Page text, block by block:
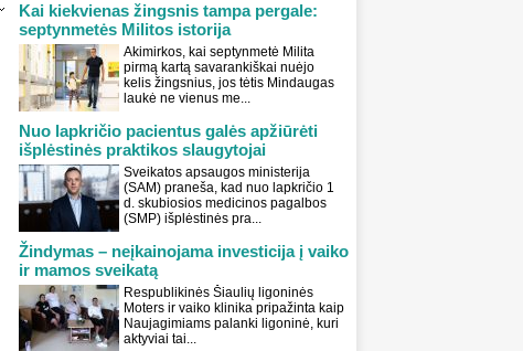
Kai kiekvienas žingsnis tampa pergale:
septynmetės Militos istorija
Akimirkos, kai septynmetė Milita
pirmą kartą savarankiškai nuėjo
kelis žingsnius, jos tėtis Mindaugas
laukė ne vienus me...
Nuo lapkričio pacientus galės apžiūrėti
išplėstinės praktikos slaugytojai
Sveikatos apsaugos ministerija
(SAM) praneša, kad nuo lapkričio 1
d. skubiosios medicinos pagalbos
(SMP) išplėstinės pra...
Žindymas – neįkainojama investicija į vaiko
ir mamos sveikatą
Respublikinės Šiaulių ligoninės
Moters ir vaiko klinika pripažinta kaip
Naujagimiams palanki ligoninė, kuri
aktyviai tai...